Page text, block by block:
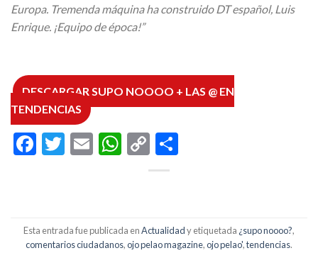
Europa. Tremenda máquina ha construido DT español, Luis
Enrique. ¡Equipo de época!”
DESCARGAR SUPO NOOOO + LAS @ EN
TENDENCIAS
Facebook
Twitter
EmailWhatsApp
Copy
Link
Esta entrada fue publicada enActualidady etiquetada ¿supo noooo?,
comentarios ciudadanos,ojo pelao magazine,ojo pelao',tendencias.